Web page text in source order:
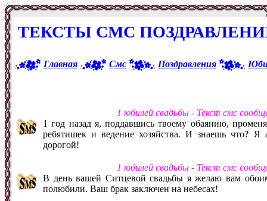
ТЕКСТЫ СМС
Главная Смс Поздравления
1 юбилей свадьбы - Текст смс
1 год назад я, поддавшись твоему обаянию,
ребятишек и ведение хозяйства. И знаешь что?
дорогой!
1 юбилей свадьбы - Текст смс
В день вашей Ситцевой свадьбы я желаю вам
полюбили. Ваш брак заключен на небесах!